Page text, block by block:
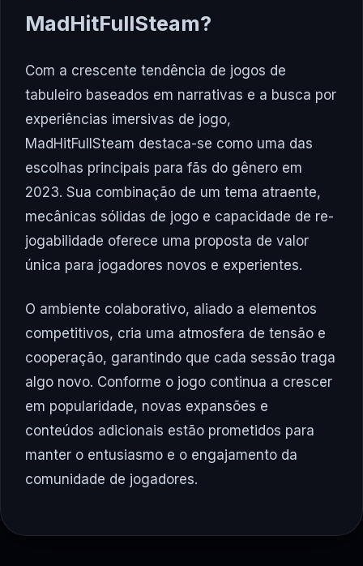
MadHitFullSteam?
Com a crescente tendência de jogos de
tabuleiro baseados em narrativas e a busca por
experiências imersivas de jogo,
MadHitFullSteam destaca-se como uma das
escolhas principais para fãs do gênero em
2023. Sua combinação de um tema atraente,
mecânicas sólidas de jogo e capacidade de re-
jogabilidade oferece uma proposta de valor
única para jogadores novos e experientes.
O ambiente colaborativo, aliado a elementos
competitivos, cria uma atmosfera de tensão e
cooperação, garantindo que cada sessão traga
algo novo. Conforme o jogo continua a crescer
em popularidade, novas expansões e
conteúdos adicionais estão prometidos para
manter o entusiasmo e o engajamento da
comunidade de jogadores.